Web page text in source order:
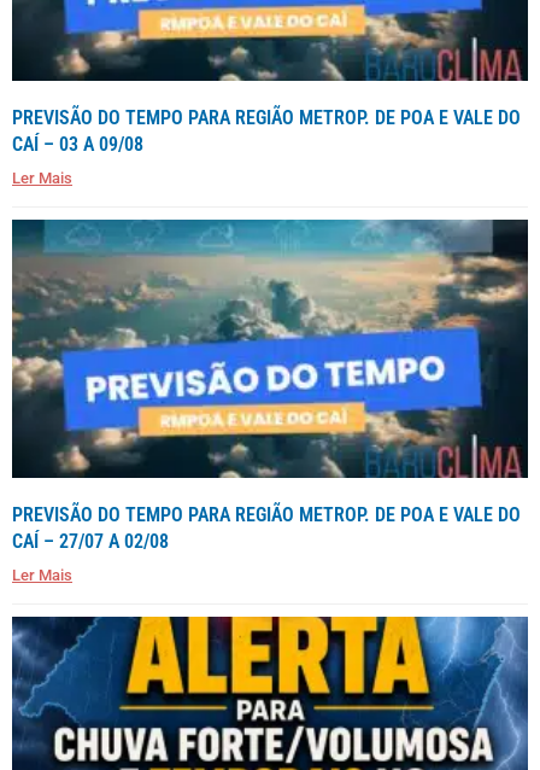
PREVISÃO DO TEMPO PARA REGIÃO METROP. DE POA E VALE DO
CAÍ – 03 A 09/08
Ler Mais
PREVISÃO DO TEMPO PARA REGIÃO METROP. DE POA E VALE DO
CAÍ – 27/07 A 02/08
Ler Mais